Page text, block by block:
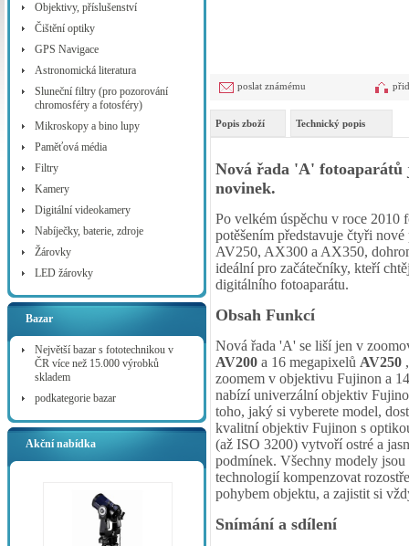
Objektivy, příslušenství
Čištění optiky
GPS Navigace
Astronomická literatura
Sluneční filtry (pro pozorování
chromosféry a fotosféry)
Mikroskopy a bino lupy
Paměťová média
Filtry
Kamery
Digitální videokamery
Nabíječky, baterie, zdroje
Žárovky
LED žárovky
Bazar
Největší bazar s fototechnikou v
ČR více než 15.000 výrobků
skladem
podkategorie bazar
Akční nabídka
poslat známému
Popis zboží Technický popis
Nová řada 'A' fotoaparátů
novinek.
Po velkém úspěchu v roce
potěšením představuje čtyři
AV250, AX300 a AX350,
ideální pro začátečníky, kteří
digitálního fotoaparátu.
Obsah Funkcí
Nová řada 'A' se liší jen v
AV200 a 16 megapixelů AV250
zoomem v objektivu Fujinon a
nabízí univerzální objektiv
toho, jaký si vyberete model,
kvalitní objektiv Fujinon s
(až ISO 3200) vytvoří ostré a
podmínek. Všechny modely
technologií kompenzovat
pohybem objektu, a zajistit si
Snímání a sdílení